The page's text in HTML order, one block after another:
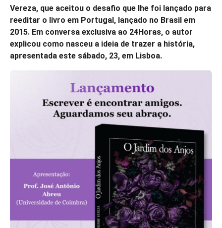
Vereza, que aceitou o desafio que lhe foi lançado para
reeditar o livro em Portugal, lançado no Brasil em
2015. Em conversa exclusiva ao 24Horas, o autor
explicou como nasceu a ideia de trazer a história,
apresentada este sábado, 23, em Lisboa.